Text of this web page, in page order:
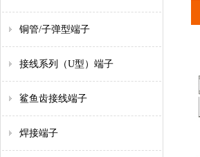
铜管/子弹型端子
接线系列（U型）端子
鲨鱼齿接线端子
焊接端子